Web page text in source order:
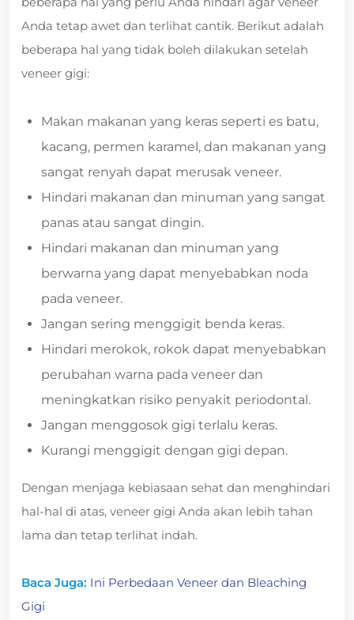
Anda tetap awet dan terlihat cantik. Berikut adalah
beberapa hal yang tidak boleh dilakukan setelah
veneer gigi:
Makan makanan yang keras seperti es batu,
kacang, permen karamel, dan makanan yang
sangat renyah dapat merusak veneer.
Hindari makanan dan minuman yang sangat
panas atau sangat dingin.
Hindari makanan dan minuman yang
berwarna yang dapat menyebabkan noda
pada veneer.
Jangan sering menggigit benda keras.
Hindari merokok, rokok dapat menyebabkan
perubahan warna pada veneer dan
meningkatkan risiko penyakit periodontal.
Jangan menggosok gigi terlalu keras.
Kurangi menggigit dengan gigi depan.
Dengan menjaga kebiasaan sehat dan menghindari
hal-hal di atas, veneer gigi Anda akan lebih tahan
lama dan tetap terlihat indah.
Baca Juga: Ini Perbedaan Veneer dan Bleaching
Gigi